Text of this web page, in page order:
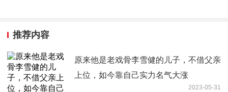
推荐内容
原来他是老戏骨李雪健的儿子，不借父亲
上位，如今靠自己实力名气大涨
2023-05-31